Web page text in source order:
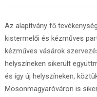
Az alapítvány fő
kistermelői és kézműves
kézműves vásárok
helyszíneken sikerült
és így új helyszíneken,
Mosonmagyaróváron is